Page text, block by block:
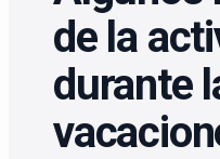
de la
durante